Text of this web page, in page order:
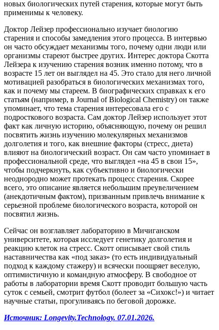
новых биологических путей старения, которые могут быть
применимы к человеку.
Доктор Лейзер профессионально изучает биологию
старения и способы замедления этого процесса. В интервью
он часто обсуждает механизмы того, почему одни люди или
организмы стареют быстрее других. Интерес доктора Скотта
Лейзера к изучению старения возник именно потому, что в
возрасте 15 лет он выглядел на 45. Это стало для него личной
мотивацией разобраться в биологических механизмах того,
как и почему мы стареем. В биографических справках к его
статьям (например, в Journal of Biological Chemistry) он также
упоминает, что тема старения интересовала его с
подросткового возраста. Сам доктор Лейзер использует этот
факт как личную историю, объясняющую, почему он решил
посвятить жизнь изучению молекулярных механизмов
долголетия и того, как внешние факторы (стресс, диета)
влияют на биологический возраст. Он сам часто упоминает в
профессиональной среде, что выглядел «на 45 в свои 15»,
чтобы подчеркнуть, как субъективно и биологически
неоднородно может протекать процесс старения. Скорее
всего, это описание является небольшим преувеличением
(анекдотичным фактом), призванным привлечь внимание к
серьезной проблеме биологического возраста, которой он
посвятил жизнь.
Сейчас он возглавляет лабораторию в Мичиганском
университете, которая исследует генетику долголетия и
реакцию клеток на стресс. Скотт описывает свой стиль
наставничества как «под заказ» (то есть индивидуальный
подход к каждому стажеру) и всячески поощряет веселую,
оптимистичную и командную атмосферу. В свободное от
работы в лаборатории время Скотт проводит большую часть
суток с семьей, смотрит футбол (болеет за «Сихокс!») и читает
научные статьи, прогуливаясь по беговой дорожке.
Источник: Longevity.Technology. 07.01.2026.